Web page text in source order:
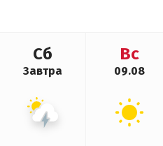
Сб
Завтра
Вс
09.08